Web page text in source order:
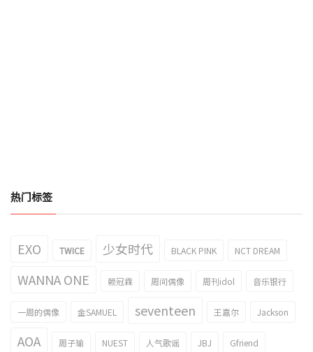
热门标签
EXO TWICE 少女时代 BLACK PINK NCT DREAM
WANNA ONE 赖冠霖 周间偶像 周刊idol 音乐银行
一周的偶像 金SAMUEL seventeen 王嘉尔 Jackson
AOA 周子瑜 NUEST 人气歌谣 JBJ Gfriend